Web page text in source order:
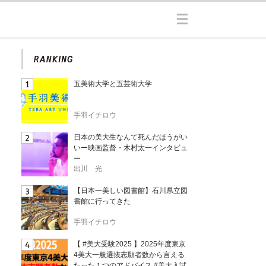
五美術大学と五芸術大学
手羽イチロウ
日本の美大生なんて死んだほうがい
いー映画監督・木村太一インタビュ
ー
出川 光
【日本一美しい図書館】石川県立図
書館に行ってきた
手羽イチロウ
【 #美大受験2025 】2025年度東京
4美大一般選抜志願者数から言える